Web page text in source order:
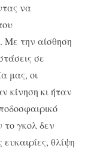
να
Με την αίσθηση
σε
μας, οι
κίνηση κι ήταν
γκολ δεν
θλίψη